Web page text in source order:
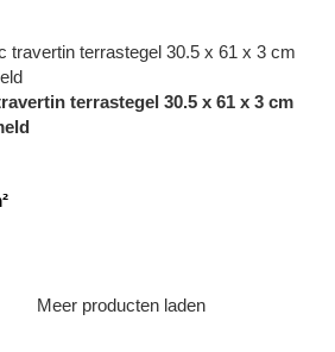
terrastegel 30.5 x 61 x 3 cm
Meer producten laden